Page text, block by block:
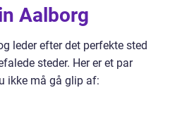
Aalborg
leder efter det perfekte sted
steder. Her er et par
ikke må gå glip af: